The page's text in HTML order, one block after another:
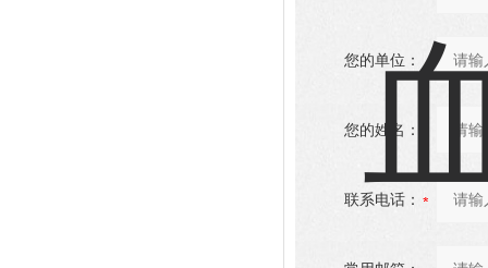
您的单位：
您的姓名：
联系电话：